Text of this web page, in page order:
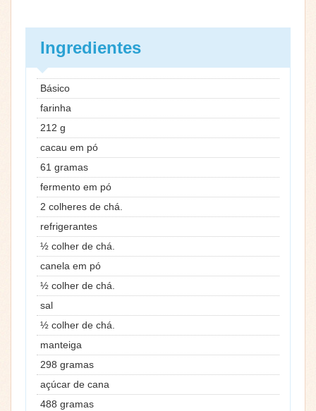
Ingredientes
Básico
farinha
212 g
cacau em pó
61 gramas
fermento em pó
2 colheres de chá.
refrigerantes
½ colher de chá.
canela em pó
½ colher de chá.
sal
½ colher de chá.
manteiga
298 gramas
açúcar de cana
488 gramas